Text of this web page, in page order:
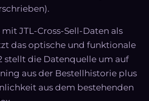
mit JTL-Cross-Sell-Daten als
das optische und funktionale
stellt die Datenquelle um auf
aus der Bestellhistorie plus
aus dem bestehenden